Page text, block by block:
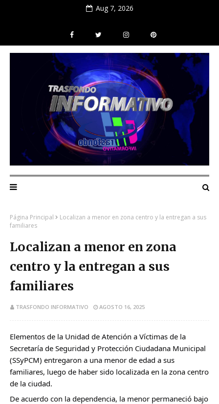
Aug 7, 2026
Página Principal
Localizan a menor en zona centro y la entregan a sus
familiares
Localizan a menor en zona
centro y la entregan a sus
familiares
TRASFONDO INFORMATIVO AGOSTO 16, 2025
Elementos de la Unidad de Atención a Víctimas de la
Secretaría de Seguridad y Protección Ciudadana Municipal
(SSyPCM) entregaron a una menor de edad a sus
familiares, luego de haber sido localizada en la zona centro
de la ciudad.
De acuerdo con la dependencia, la menor permaneció bajo